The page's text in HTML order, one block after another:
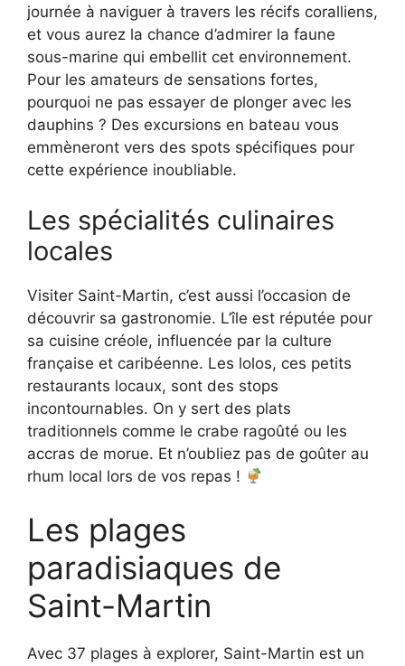
journée à naviguer à travers les récifs coralliens,
et vous aurez la chance d’admirer la faune
sous-marine qui embellit cet environnement.
Pour les amateurs de sensations fortes,
pourquoi ne pas essayer de plonger avec les
dauphins ? Des excursions en bateau vous
emmèneront vers des spots spécifiques pour
cette expérience inoubliable.
Les spécialités culinaires
locales
Visiter Saint-Martin, c’est aussi l’occasion de
découvrir sa gastronomie. L’île est réputée pour
sa cuisine créole, influencée par la culture
française et caribéenne. Les lolos, ces petits
restaurants locaux, sont des stops
incontournables. On y sert des plats
traditionnels comme le crabe ragoûté ou les
accras de morue. Et n’oubliez pas de goûter au
rhum local lors de vos repas !
Les plages
paradisiaques de
Saint-Martin
Avec 37 plages à explorer, Saint-Martin est un